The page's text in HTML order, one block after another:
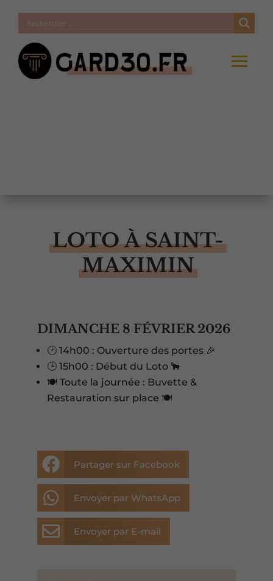
LOTO À SAINT-
MAXIMIN
DIMANCHE 8 FÉVRIER 2026
🕑 14h00 : Ouverture des portes 🎉
🕒 15h00 : Début du Loto 🐂
🍽️ Toute la journée : Buvette &
Restauration sur place 🍽️
 Partager sur Facebook
 Envoyer par WhatsApp
 Envoyer par E-mail